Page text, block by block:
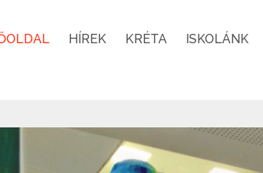
HÍREK KRÉTA ISKOLÁNK